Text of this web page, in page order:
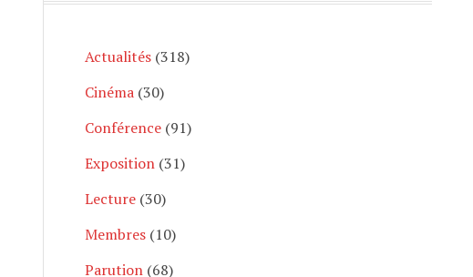
Actualités(318)
Cinéma(30)
Conférence(91)
Exposition(31)
Lecture(30)
Membres(10)
Parution(68)